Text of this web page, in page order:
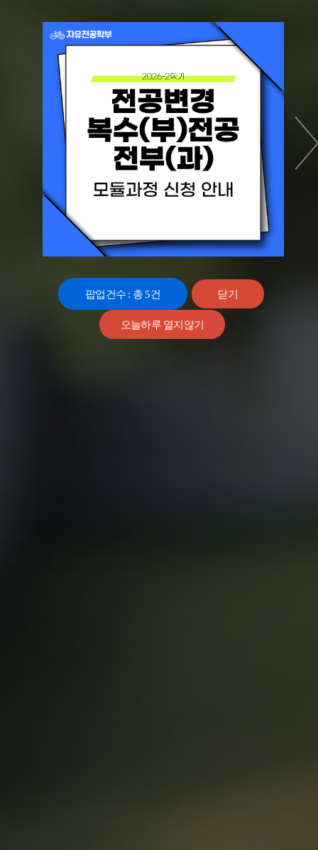
팝업건수 : 총5건 닫기
오늘하루 열지않기